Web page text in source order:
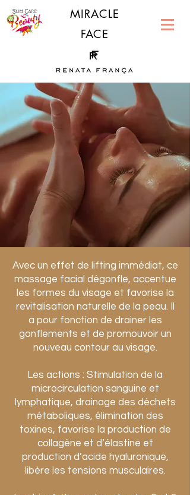
MIRACLE
FACE
Avec un effet de lifting immédiat, ce
massage facial dégonfle, accentue
les formes du visage et favorise la
revitalisation naturelle de la peau. Il
a pour fonction de drainer les
gonflements et de promouvoir un
nouveau contour au visage.
Les actions : Stimulation de la
microcirculation sanguine et
lymphatique, drainage des déchets
métaboliques, élimination des
toxines, favorise la production de
collagène et d’élastine et
production d’acide hyaluronique,
libère les tensions musculaires.